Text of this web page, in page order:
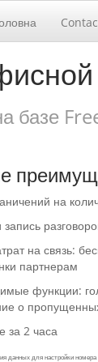
базе
на
на связь:
партнерам
функции:
о
за 2 часа
данных для настройки